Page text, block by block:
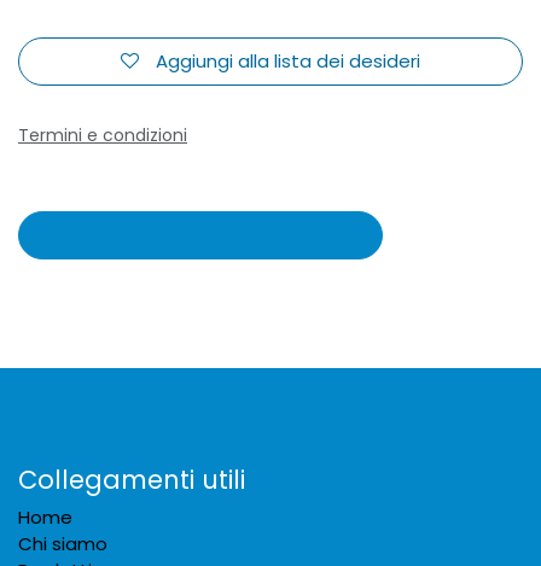
Aggiungi alla lista dei desideri
Termini e condizioni
Collegamenti utili
Home
Chi siamo